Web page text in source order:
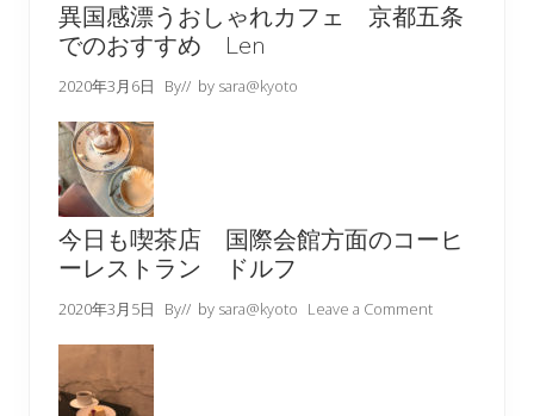
異国感漂うおしゃれカフェ 京都五条
でのおすすめ Len
2020年3月6日 By// by sara@kyoto
今日も喫茶店 国際会館方面のコーヒ
ーレストラン ドルフ
2020年3月5日 By// by sara@kyoto Leave a Comment